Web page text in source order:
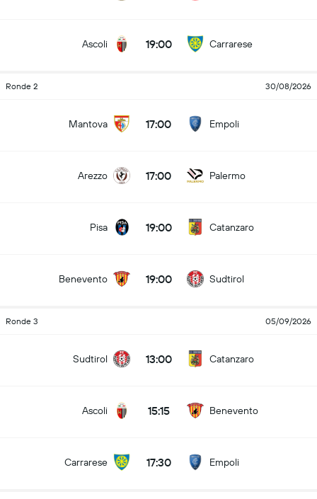
Ascoli 19:00 Carrarese
Ronde 2 30/08/2026
Mantova 17:00 Empoli
Arezzo 17:00 Palermo
Pisa 19:00 Catanzaro
Benevento 19:00 Sudtirol
Ronde 3 05/09/2026
Sudtirol 13:00 Catanzaro
Ascoli 15:15 Benevento
Carrarese 17:30 Empoli